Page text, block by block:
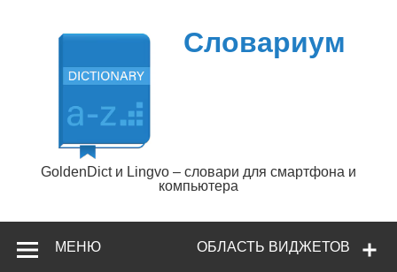
содержимому
Словариум
GoldenDict и Lingvo – словари для смартфона и
компьютера
ОБЛАСТЬ ВИДЖЕТОВ
МЕНЮ